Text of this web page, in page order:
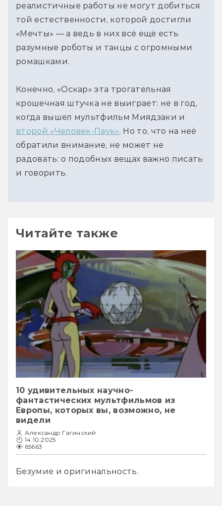
реалистичные работы не могут добиться
той естественности, которой достигли
«Мечты» — а ведь в них всё ещё есть
разумные роботы и танцы с огромными
ромашками.
Конечно, «Оскар» эта трогательная
крошечная штучка не выиграет: не в год,
второй «Человек-Паук». Но то, что на неё
обратили внимание, не может не
радовать: о подобных вещах важно писать
и говорить.
Читайте также
10 удивительных научно-
фантастических мультфильмов из
Европы, которых вы, возможно, не
видели
Александр Гагинский
14.10.2025
65663
Безумие и оригинальность.